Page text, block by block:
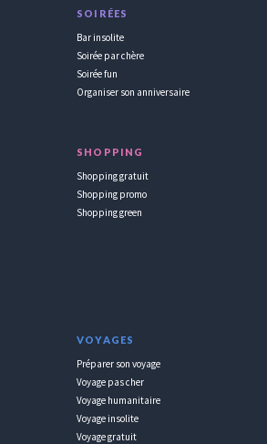
SOIRÉES
Bar insolite
Soirée par chère
Soirée fun
Organiser son anniversaire
SHOPPING
Shopping gratuit
Shopping promo
Shopping green
VOYAGES
Préparer son voyage
Voyage pas cher
Voyage humanitaire
Voyage insolite
Voyage gratuit